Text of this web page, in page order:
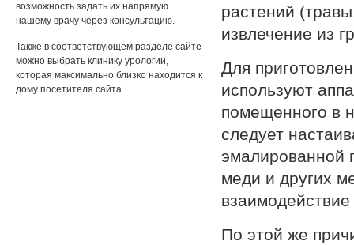
возможность задать их напрямую
нашему врачу через консультацию.
Также в соответствующем разделе сайте
можно выбрать клинику урологии,
которая максимально близко находится к
дому посетителя сайта.
растений
извлечение из
Для
используют
помещенного в
следует
эмалированной
меди и других
По этой же